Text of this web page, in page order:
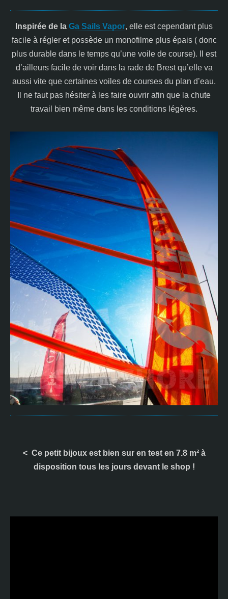
Inspirée de la Ga Sails Vapor, elle est cependant plus
facile à régler et possède un monofilme plus épais ( donc
plus durable dans le temps qu’une voile de course). Il est
d’ailleurs facile de voir dans la rade de Brest qu’elle va
aussi vite que certaines voiles de courses du plan d’eau.
Il ne faut pas hésiter à les faire ouvrir afin que la chute
travail bien même dans les conditions légères.
< Ce petit bijoux est bien sur en test en 7.8 m² à
disposition tous les jours devant le shop !